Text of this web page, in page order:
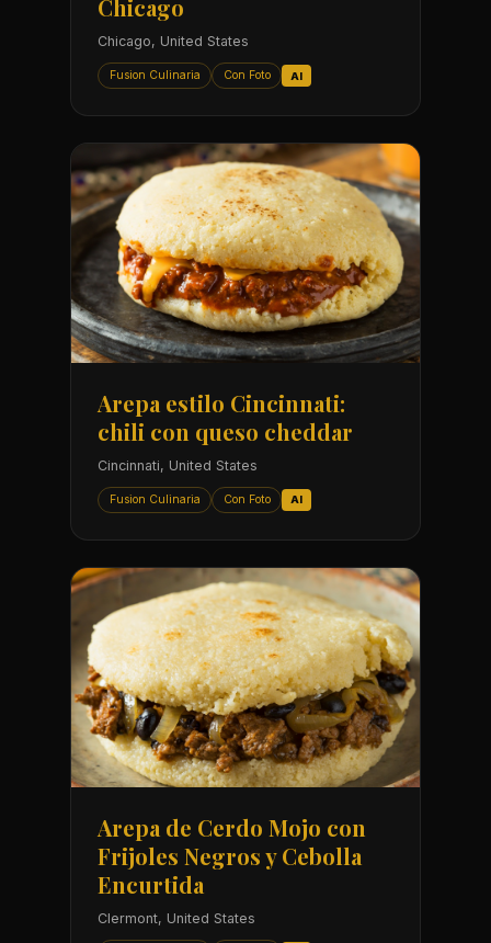
Chicago
Chicago, United States
Fusion Culinaria Con Foto AI
Arepa estilo Cincinnati:
chili con queso cheddar
Cincinnati, United States
Fusion Culinaria Con Foto AI
Arepa de Cerdo Mojo con
Frijoles Negros y Cebolla
Encurtida
Clermont, United States